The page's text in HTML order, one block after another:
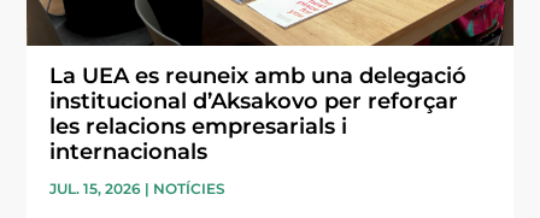
La UEA es reuneix amb una delegació
institucional d’Aksakovo per reforçar
les relacions empresarials i
internacionals
JUL. 15, 2026 | NOTÍCIES